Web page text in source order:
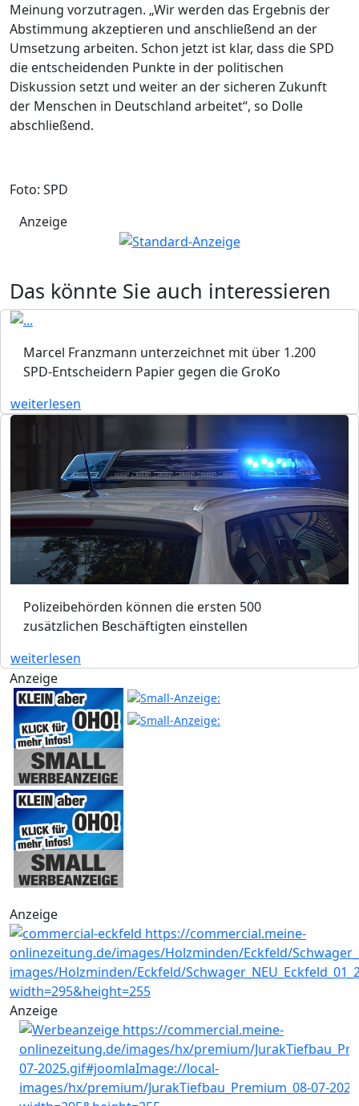
Meinung vorzutragen. „Wir werden das Ergebnis der
Abstimmung akzeptieren und anschließend an der
Umsetzung arbeiten. Schon jetzt ist klar, dass die SPD
die entscheidenden Punkte in der politischen
Diskussion setzt und weiter an der sicheren Zukunft
der Menschen in Deutschland arbeitet“, so Dolle
abschließend.
Foto: SPD
Anzeige
Das könnte Sie auch interessieren
Marcel Franzmann unterzeichnet mit über 1.200
SPD-Entscheidern Papier gegen die GroKo
weiterlesen
Polizeibehörden können die ersten 500
zusätzlichen Beschäftigten einstellen
weiterlesen
Anzeige
Anzeige
Anzeige